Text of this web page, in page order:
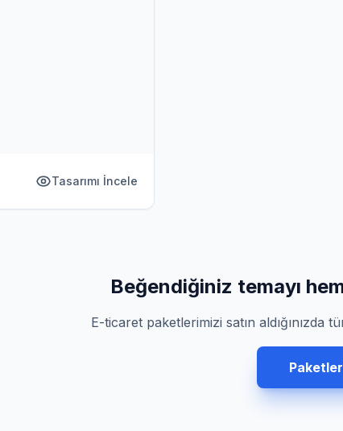
Tasarımı İncele
Beğendiğiniz temayı
E-ticaret paketlerimizi satın